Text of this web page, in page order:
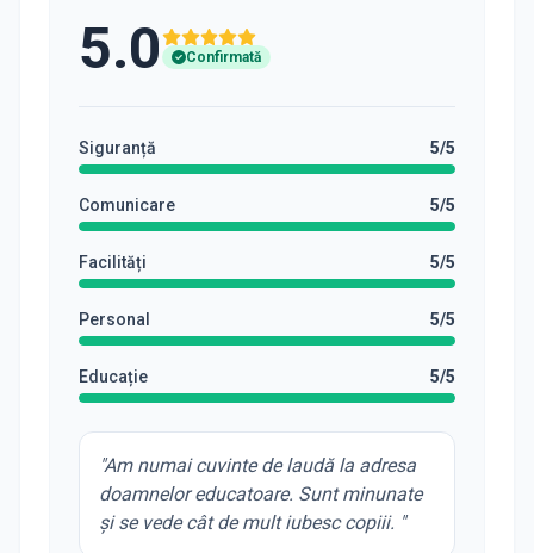
5.0 Confirmată
Siguranță 5/5
Comunicare 5/5
Facilități 5/5
Personal 5/5
Educație 5/5
"Am numai cuvinte de laudă la adresa
doamnelor educatoare. Sunt minunate
și se vede cât de mult iubesc copiii. "